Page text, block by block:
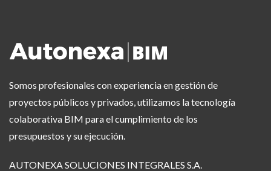
Somos profesionales con experiencia en gestión de
proyectos públicos y privados, utilizamos la tecnología
colaborativa BIM para el cumplimiento de los
presupuestos y su ejecución.
AUTONEXA SOLUCIONES INTEGRALES S.A.